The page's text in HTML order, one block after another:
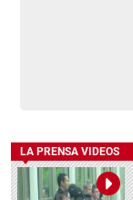
LA PRENSA VIDEOS